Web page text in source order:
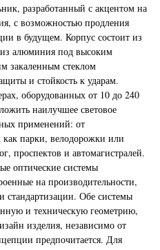
разработанный с акцентом на
с возможностью продления
в будущем. Корпус состоит из
из алюминия под высоким
закаленным стеклом
и стойкость к ударам.
оборудованных от 10 до 240
наилучшее световое
применений: от
как парки, велодорожки или
проспектов и автомагистралей.
оптические системы
на производительности,
стандартизации. Обе системы
и техническую геометрию,
изделия, независимо от
предпочитается. Для